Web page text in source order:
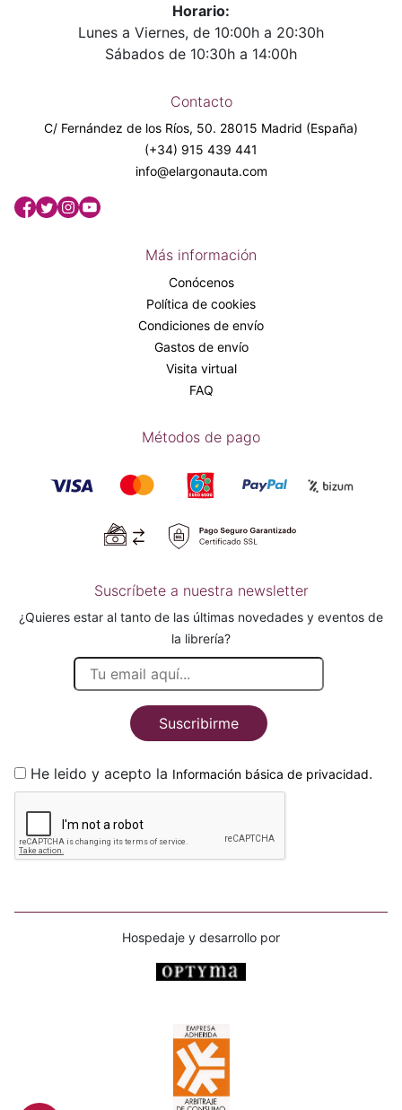
Horario:
Lunes a Viernes, de 10:00h a 20:30h
Sábados de 10:30h a 14:00h
Contacto
C/ Fernández de los Ríos, 50. 28015 Madrid (España)
(+34) 915 439 441
info@elargonauta.com
Más información
Conócenos
Política de cookies
Condiciones de envío
Gastos de envío
Visita virtual
FAQ
Métodos de pago
Suscríbete a nuestra newsletter
¿Quieres estar al tanto de las últimas novedades y eventos de
la librería?
Suscribirme
He leido y acepto la Información básica de privacidad.
Hospedaje y desarrollo por